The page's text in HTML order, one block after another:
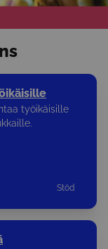
työikäisille
Stöd